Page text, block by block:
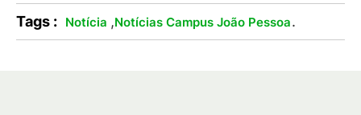
Tags : Notícia ,Notícias Campus João Pessoa.